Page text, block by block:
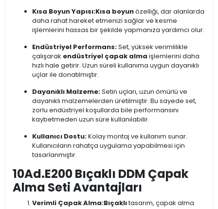
Kısa Boyun Yapısı:Kısa boyunözelliği, dar alanlarda
daha rahat hareket etmenizi sağlar ve kesme
işlemlerini hassas bir şekilde yapmanıza yardımcı olur.
Endüstriyel Performans:Set, yüksek verimlilikle
çalışarak endüstriyel çapak alma işlemlerini daha
hızlı hale getirir. Uzun süreli kullanıma uygun dayanıklı
uçlar ile donatılmıştır.
Dayanıklı Malzeme:Setin uçları, uzun ömürlü ve
dayanıklı malzemelerden üretilmiştir. Bu sayede set,
zorlu endüstriyel koşullarda bile performansını
kaybetmeden uzun süre kullanılabilir.
Kullanıcı Dostu:Kolay montaj ve kullanım sunar.
Kullanıcıların rahatça uygulama yapabilmesi için
tasarlanmıştır.
10Ad.E200 Bıçaklı DDM Çapak
Alma Seti Avantajları
Verimli Çapak Alma:Bıçaklıtasarım, çapak alma